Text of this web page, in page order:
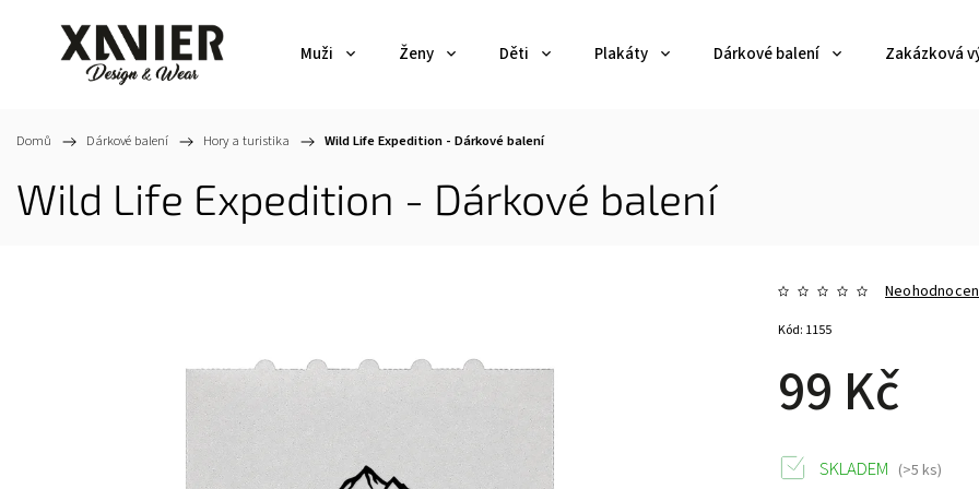
Muži Ženy Děti Plakáty Dárkové balení Zakázková
Domů / Dárkové balení / Hory a turistika / Wild Life Expedition - Dárkové balení
Wild Life Expedition - Dárkové balení
99 Kč
Kód: 1155
SKLADEM (>5 ks)